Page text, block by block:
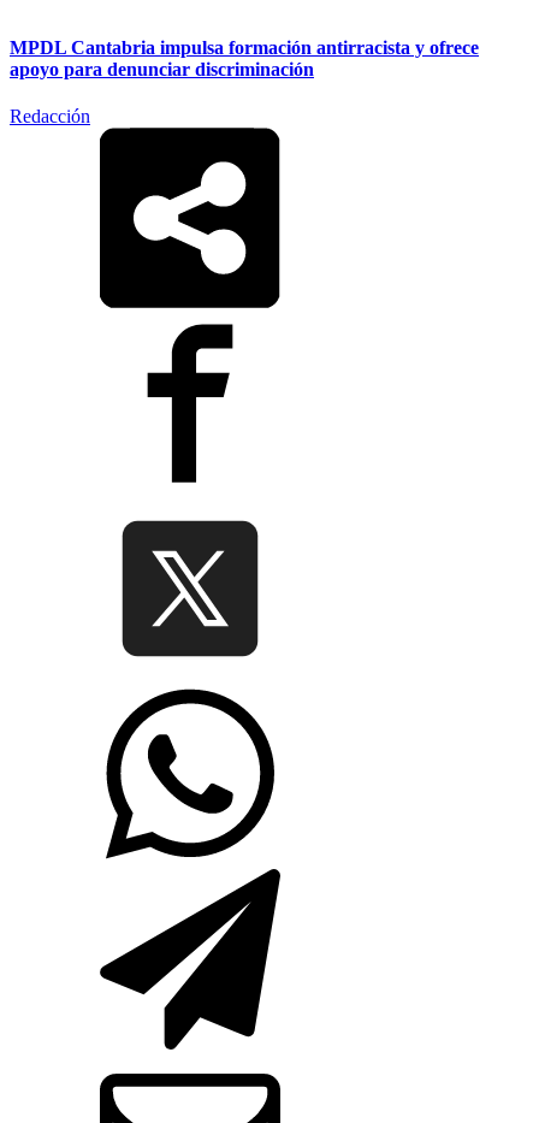
MPDL Cantabria impulsa formación antirracista y ofrece
apoyo para denunciar discriminación
Redacción